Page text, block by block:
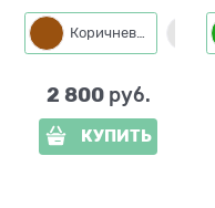
Коричневый
2 800 руб.
КУПИТЬ